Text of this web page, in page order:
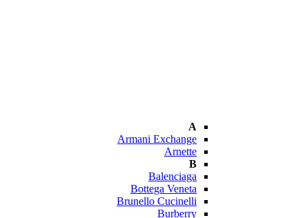
A
Armani Exchange
Arnette
B
Balenciaga
Bottega Veneta
Brunello Cucinelli
Burberry